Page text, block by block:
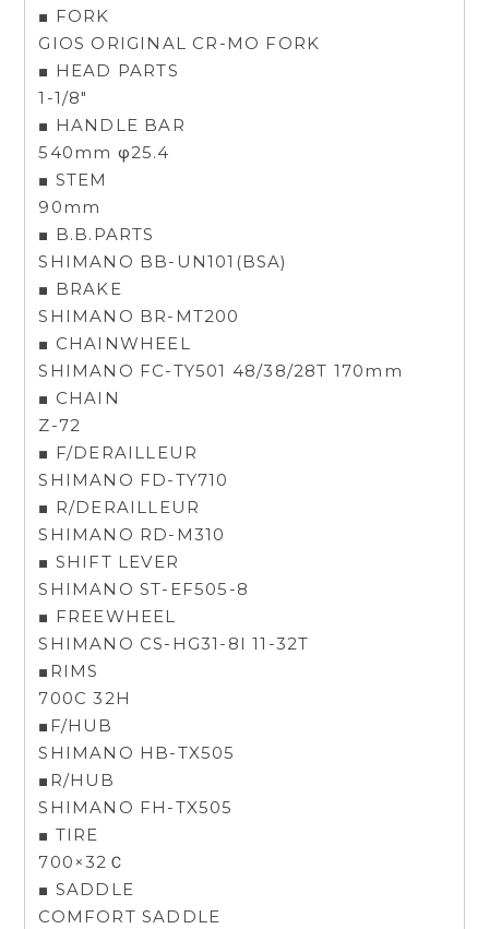
■ FORK
GIOS ORIGINAL CR-MO FORK
■ HEAD PARTS
1-1/8"
■ HANDLE BAR
540mm φ25.4
■ STEM
90mm
■ B.B.PARTS
SHIMANO BB-UN101(BSA)
■ BRAKE
SHIMANO BR-MT200
■ CHAINWHEEL
SHIMANO FC-TY501 48/38/28T 170mm
■ CHAIN
Z-72
■ F/DERAILLEUR
SHIMANO FD-TY710
■ R/DERAILLEUR
SHIMANO RD-M310
■ SHIFT LEVER
SHIMANO ST-EF505-8
■ FREEWHEEL
SHIMANO CS-HG31-8I 11-32T
■RIMS
700C 32H
■F/HUB
SHIMANO HB-TX505
■R/HUB
SHIMANO FH-TX505
■ TIRE
700×32Ｃ
■ SADDLE
COMFORT SADDLE